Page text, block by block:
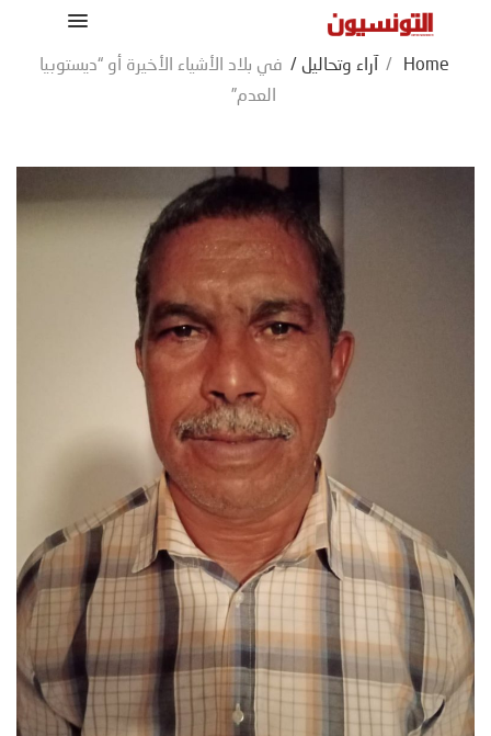
Home
/ آراء وتحاليل / في بلاد الأشياء الأخيرة أو “ديستوبيا
العدم”